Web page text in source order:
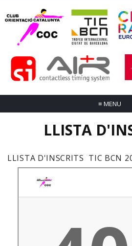
≡ MENU
LLISTA
LLISTA D'INSCRITS TIC BCN